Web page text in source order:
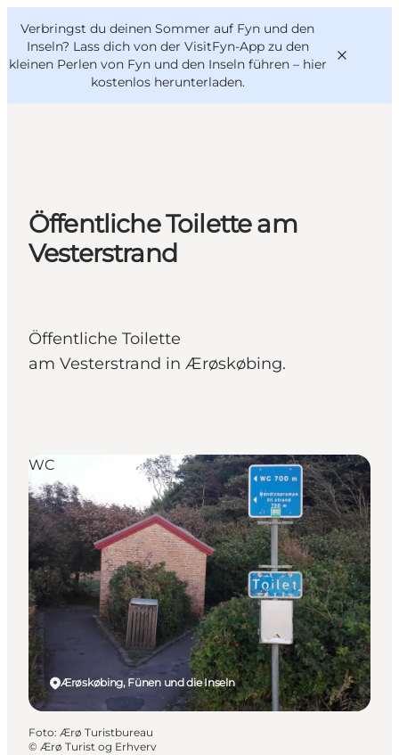
Verbringst du deinen Sommer auf Fyn und den
Inseln? Lass dich von der VisitFyn-App zu den
kleinen Perlen von Fyn und den Inseln führen – hier
kostenlos herunterladen.
Outdoor & bike
Essen & trinken
Übernachtung
VisitFyn
Deutsch
Öffentliche Toilette am
Vesterstrand
Öffentliche Toilette
am Vesterstrand in Ærøskøbing.
Ærøskøbing, Fünen und die Inseln
WC
Foto: Ærø Turistbureau
© Ærø Turist og Erhverv